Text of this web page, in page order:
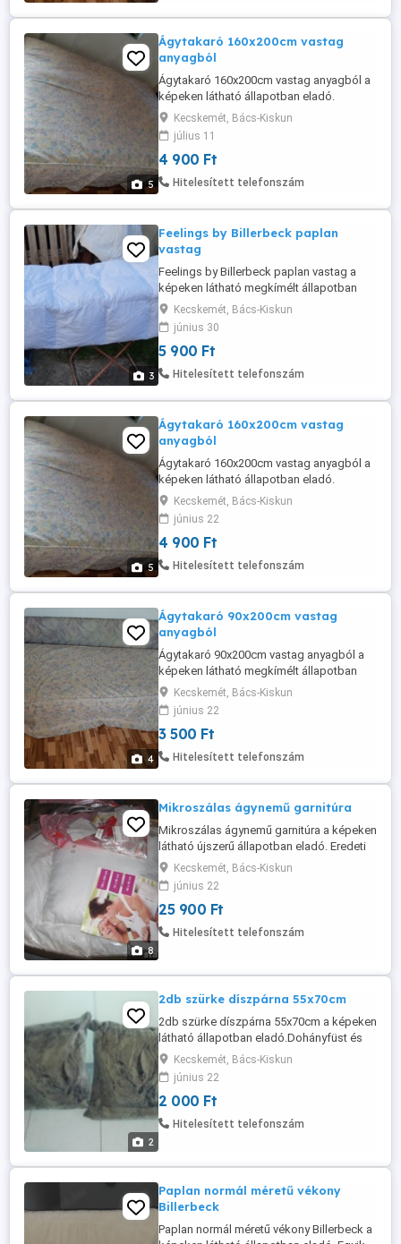
5
Ágytakaró 160x200cm vastag
anyagból
Ágytakaró 160x200cm vastag anyagból a
képeken látható állapotban eladó.
Kecskemét, Bács-Kiskun
július 11
4 900 Ft
Hitelesített telefonszám
3
Feelings by Billerbeck paplan
vastag
Feelings by Billerbeck paplan vastag a
képeken látható megkímélt állapotban
eladó.Kecskemét, Bács-Kiskun
június 30
5 900 Ft
Hitelesített telefonszám
5
Ágytakaró 160x200cm vastag
anyagból
Ágytakaró 160x200cm vastag anyagból a
képeken látható állapotban eladó.
Kecskemét, Bács-Kiskun
június 22
4 900 Ft
Hitelesített telefonszám
4
Ágytakaró 90x200cm vastag
anyagból
Ágytakaró 90x200cm vastag anyagból a
képeken látható megkímélt állapotban
eladó. A sarkánál lazább a szegély varrás
(fotóztam).
Kecskemét, Bács-Kiskun
június 22
3 500 Ft
Hitelesített telefonszám
8
Mikroszálas ágynemű garnitúra
Mikroszálas ágynemű garnitúra a képeken
látható újszerű állapotban eladó. Eredeti
ár 200euro volt!
Kecskemét, Bács-Kiskun
június 22
25 900 Ft
Hitelesített telefonszám
2
2db szürke díszpárna 55x70cm
2db szürke díszpárna 55x70cm a képeken
látható állapotban eladó.Dohányfüst és
állatmentes helyről!
Kecskemét, Bács-Kiskun
június 22
2 000 Ft
Hitelesített telefonszám
Paplan normál méretű vékony
Billerbeck
Paplan normál méretű vékony Billerbeck a